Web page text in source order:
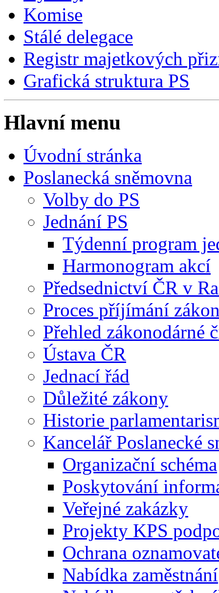
Komise
Stálé delegace
Registr majetkových
Grafická struktura PS
Hlavní menu
Úvodní stránka
Poslanecká sněmovna
Volby do PS
Jednání PS
Týdenní program
Harmonogram akcí
Předsednictví ČR v
Proces příjímání
Přehled zákonodárné
Ústava ČR
Jednací řád
Důležité zákony
Historie
Kancelář Poslanecké
Organizační schéma
Poskytování
Veřejné zakázky
Projekty KPS
Ochrana
Nabídka zaměstnání